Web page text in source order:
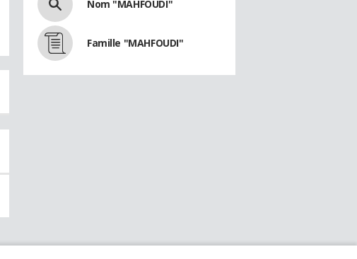
Nom "MAHFOUDI"
Famille "MAHFOUDI"